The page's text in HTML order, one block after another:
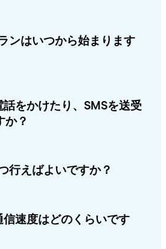
ンはいつから始まります
をかけたり、SMSを送受
か？
行えばよいですか？
速度はどのくらいです